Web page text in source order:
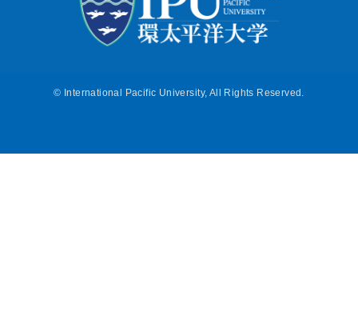
© International Pacific University, All Rights Reserved.